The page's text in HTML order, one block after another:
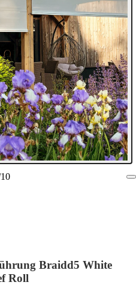
10
Braidd5 White
Roll